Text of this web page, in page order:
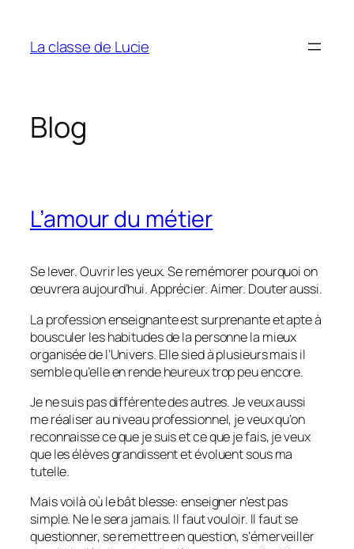
contenu
La classe de Lucie
Blog
L’amour du métier
Se lever. Ouvrir les yeux. Se remémorer pourquoi on
œuvrera aujourd’hui. Apprécier. Aimer. Douter aussi.
La profession enseignante est surprenante et apte à
bousculer les habitudes de la personne la mieux
organisée de l’Univers. Elle sied à plusieurs mais il
semble qu’elle en rende heureux trop peu encore.
Je ne suis pas différente des autres. Je veux aussi
me réaliser au niveau professionnel, je veux qu’on
reconnaisse ce que je suis et ce que je fais, je veux
que les élèves grandissent et évoluent sous ma
tutelle.
Mais voilà où le bât blesse: enseigner n’est pas
simple. Ne le sera jamais. Il faut vouloir. Il faut se
questionner, se remettre en question, s’émerveiller